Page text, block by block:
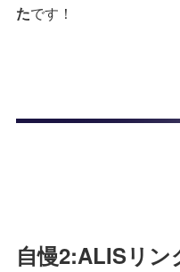
たです！
自慢2:ALISリ